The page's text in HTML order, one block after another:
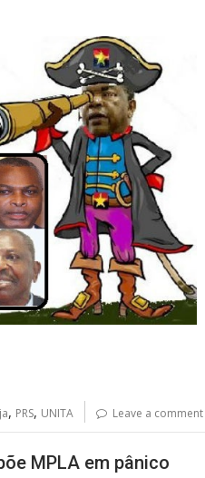
, PRS, UNITA Leave a comment
MPLA em pânico